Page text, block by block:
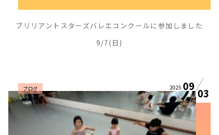
ブリリアントスターズバレエコンクールに参加しました
9/7(日)
ブログ 2025 09
03